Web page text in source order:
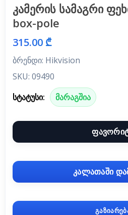
კამერის სამაგრი
box-pole
315.00 ₾
ბრენდი: Hikvision
SKU: 09490
სტატუსი:
მარაგშია
კალათაში